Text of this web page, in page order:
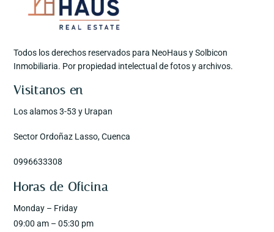
Todos los derechos reservados para NeoHaus y Solbicon
Inmobiliaria. Por propiedad intelectual de fotos y archivos.
Visitanos en
Los alamos 3-53 y Urapan
Sector Ordoñaz Lasso, Cuenca
0996633308
Horas de Oficina
Monday – Friday
09:00 am – 05:30 pm